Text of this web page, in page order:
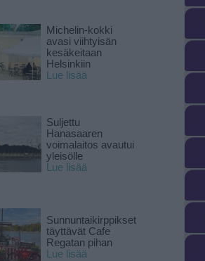
Michelin-kokki
avasi viihtyisän
kesäkeitaan
Helsinkiin
Lue lisää
Suljettu
Hanasaaren
voimalaitos avautui
yleisölle
Lue lisää
Sunnuntaikirppikset
täyttävät Cafe
Regatan pihan
Lue lisää